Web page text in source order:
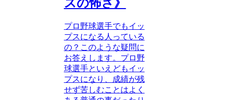
スの怖さ》
プロ野球選手でもイッ
プスになる人っている
の？このような疑問に
お答えします。プロ野
球選手といえどもイッ
プスになり、成績が残
せず苦しむことはよく